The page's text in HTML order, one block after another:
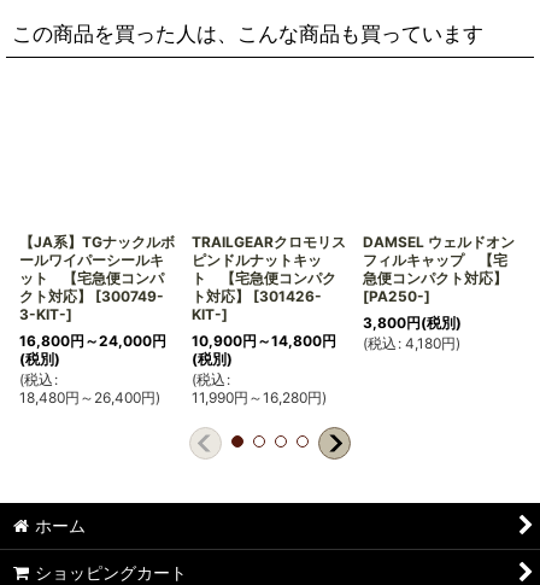
この商品を買った人は、こんな商品も買っています
【JA系】TGナックルボ
ールワイパーシールキ
ット 【宅急便コンパ
クト対応】
[300749-
3-KIT-]
16,800円 ～24,000円
(税別)
(税込 :
18,480円 ～26,400円)
TRAILGEARクロモリス
ピンドルナットキッ
ト 【宅急便コンパク
ト対応】
[301426-
KIT-]
10,900円 ～14,800円
(税別)
(税込 :
11,990円 ～16,280円)
DAMSEL ウェルドオン
フィルキャップ 【宅
急便コンパクト対応】
[PA250-]
3,800円(税別)
(税込 : 4,180円)
ホーム
ショッピングカート